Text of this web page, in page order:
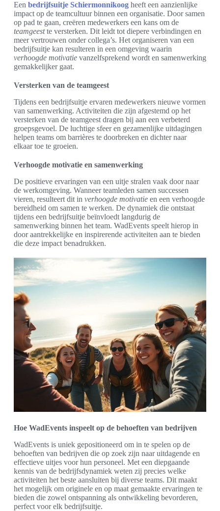
Een bedrijfsuitje Schiermonnikoog heeft een aanzienlijke
impact op de teamcultuur binnen een organisatie. Door samen
op pad te gaan, creëren medewerkers een kans om de
teamgeestte versterken. Dit leidt tot diepere verbindingen en
meer vertrouwen onder collega’s. Het organiseren van een
bedrijfsuitje kan resulteren in een omgeving waarin
verhoogde motivatie vanzelfsprekend wordt en samenwerking
gemakkelijker gaat.
Versterken van de teamgeest
Tijdens een bedrijfsuitje ervaren medewerkers nieuwe vormen
van samenwerking. Activiteiten die zijn afgestemd op het
versterken van de teamgeest dragen bij aan een verbeterd
groepsgevoel. De luchtige sfeer en gezamenlijke uitdagingen
helpen teams om barrières te doorbreken en dichter naar
elkaar toe te groeien.
Verhoogde motivatie en samenwerking
De positieve ervaringen van een uitje stralen vaak door naar
de werkomgeving. Wanneer teamleden samen successen
vieren, resulteert dit in verhoogde motivatie en een verhoogde
bereidheid om samen te werken. De dynamiek die ontstaat
tijdens een bedrijfsuitje beïnvloedt langdurig de
samenwerking binnen het team. WadEvents speelt hierop in
door aantrekkelijke en inspirerende activiteiten aan te bieden
die deze impact benadrukken.
Hoe WadEvents inspeelt op de behoeften van bedrijven
WadEvents is uniek gepositioneerd om in te spelen op de
behoeften van bedrijven die op zoek zijn naar uitdagende en
effectieve uitjes voor hun personeel. Met een diepgaande
kennis van de bedrijfsdynamiek weten zij precies welke
activiteiten het beste aansluiten bij diverse teams. Dit maakt
het mogelijk om originele en op maat gemaakte ervaringen te
bieden die zowel ontspanning als ontwikkeling bevorderen,
perfect voor elk bedrijfsuitje.